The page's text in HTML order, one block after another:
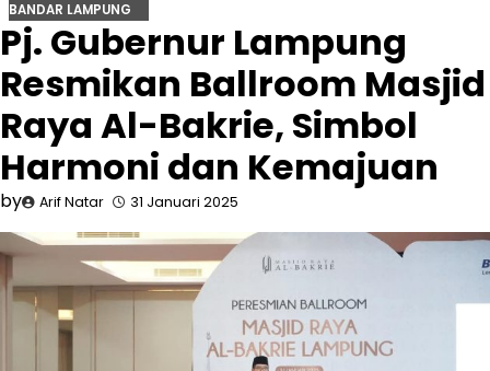
BANDAR LAMPUNG
Pj. Gubernur Lampung
Resmikan Ballroom Masjid
Raya Al-Bakrie, Simbol
Harmoni dan Kemajuan
by Arif Natar 31 Januari 2025